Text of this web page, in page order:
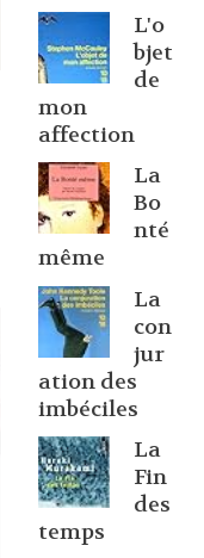
L'o
bjet
de
mon
affection
La
Bo
nté
même
La
con
jur
ation des
imbéciles
La
Fin
des
temps